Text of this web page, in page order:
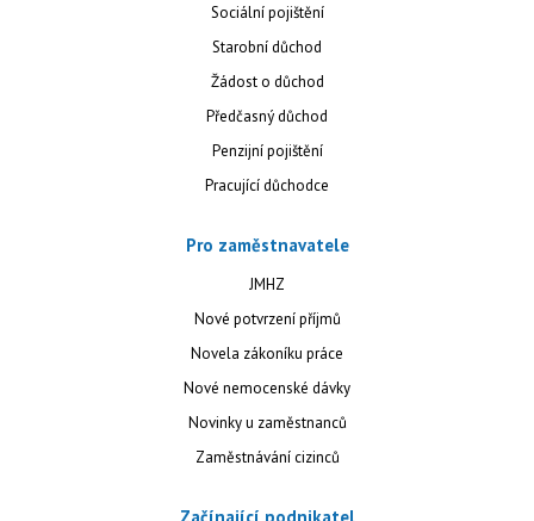
Sociální pojištění
Starobní důchod
Žádost o důchod
Předčasný důchod
Penzijní pojištění
Pracující důchodce
Pro zaměstnavatele
JMHZ
Nové potvrzení příjmů
Novela zákoníku práce
Nové nemocenské dávky
Novinky u zaměstnanců
Zaměstnávání cizinců